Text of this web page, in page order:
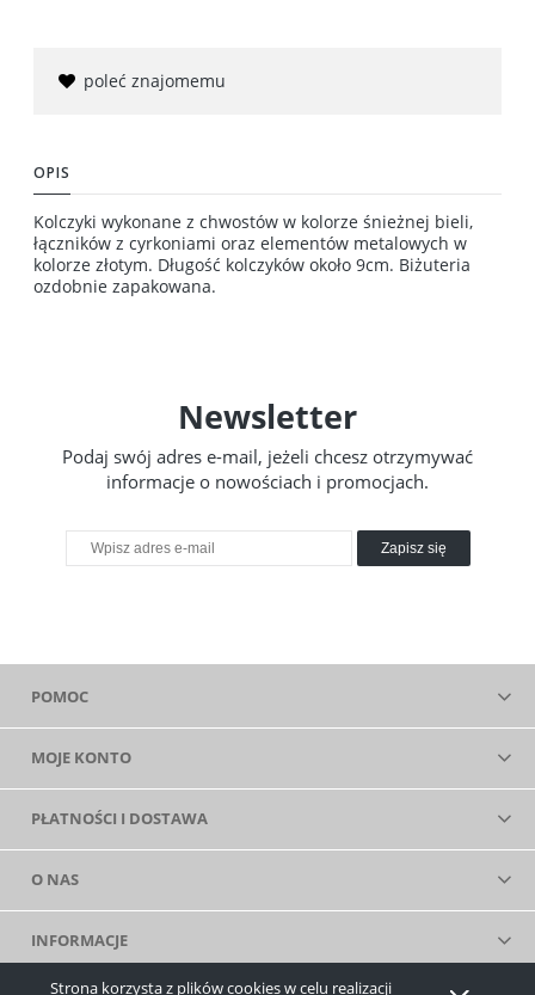
Strona korzysta z plików cookies w celu realizacji
poleć znajomemu
OPIS
Kolczyki wykonane z chwostów w kolorze śnieżnej bieli,
łączników z cyrkoniami oraz elementów metalowych w
kolorze złotym. Długość kolczyków około 9cm. Biżuteria
ozdobnie zapakowana.
Newsletter
Podaj swój adres e-mail, jeżeli chcesz otrzymywać
informacje o nowościach i promocjach.
Zapisz się
POMOC
MOJE KONTO
PŁATNOŚCI I DOSTAWA
O NAS
INFORMACJE